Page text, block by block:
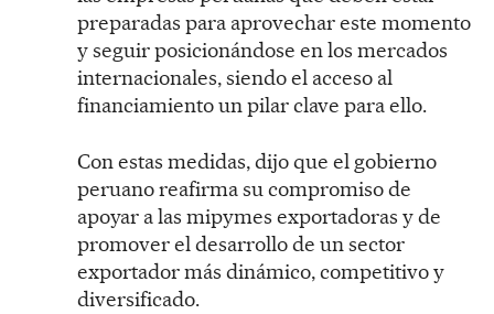
preparadas para aprovechar este momento
y seguir posicionándose en los mercados
internacionales, siendo el acceso al
financiamiento un pilar clave para ello.
Con estas medidas, dijo que el gobierno
peruano reafirma su compromiso de
apoyar a las mipymes exportadoras y de
promover el desarrollo de un sector
exportador más dinámico, competitivo y
diversificado.